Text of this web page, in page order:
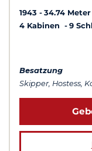
1943
34.74 Meter
4 Kabinen
9
Besatzung
Skipper, Hostess,